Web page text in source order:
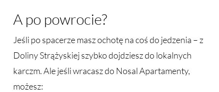
A po powrocie?
Jeśli po spacerze masz ochotę na coś do jedzenia – z
Doliny Strążyskiej szybko dojdziesz do lokalnych
karczm. Ale jeśli wracasz do Nosal Apartamenty,
możesz: